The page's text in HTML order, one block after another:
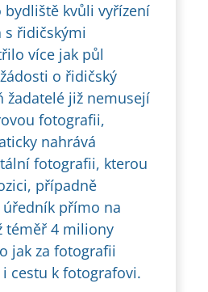
bydliště kvůli vyřízení
s řidičskými
více jak půl
o řidičský
žadatelé již nemusejí
fotografii,
nahrává
fotografii, kterou
případně
přímo na
téměř 4 miliony
jak za fotografii
cestu k fotografovi.